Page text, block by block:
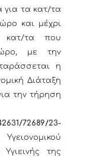
για τα κατ/τα
και μέχρι
κατ/τα που
με την
η
Διάταξη
την τήρηση
72689/23-
Υγιεινής της